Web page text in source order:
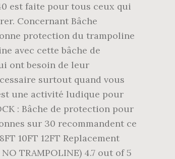
est faite pour tous ceux qui
Concernant Bâche
protection du trampoline
avec cette bâche de
ont besoin de leur
surtout quand vous
une activité ludique pour
: Bâche de protection pour
sur 30 recommandent ce
10FT 12FT Replacement
TRAMPOLINE) 4.7 out of 5